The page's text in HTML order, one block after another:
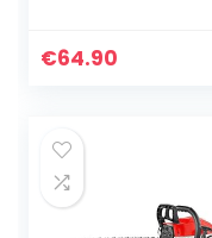
kettingzaag met
€64.90